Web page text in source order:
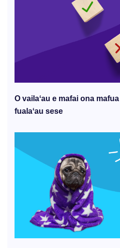
O vailaʻau e mafai ona
fualaʻau sese